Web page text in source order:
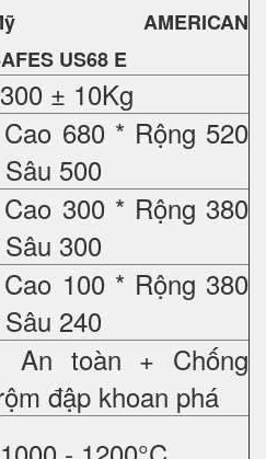
AMERICAN
US68 E
300 ± 10Kg
Cao 680 * Rộng 520
500
Cao 300 * Rộng 380
300
Cao 100 * Rộng 380
240
An toàn + Chống
đập khoan phá